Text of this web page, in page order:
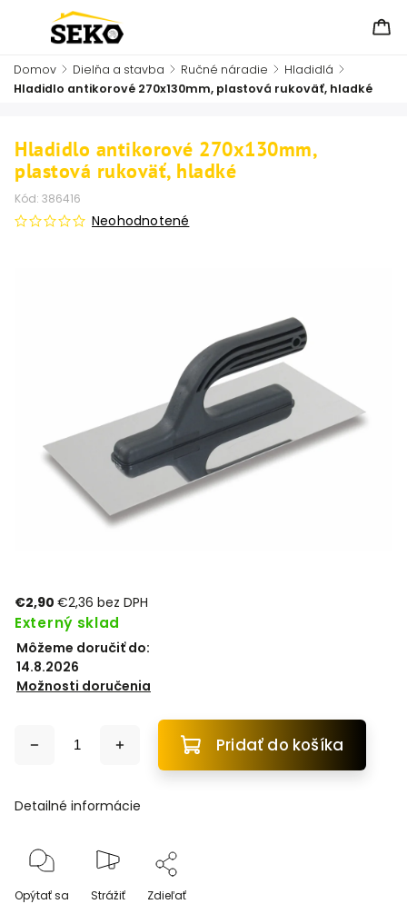
Domov / Dielňa a stavba / Ručné náradie / Hladidlá /
Hladidlo antikorové 270x130mm, plastová rukoväť, hladké
Hladidlo antikorové 270x130mm,
plastová rukoväť, hladké
Kód: 386416
Neohodnotené
€2,90 €2,36 bez DPH
Externý sklad
Môžeme doručiť do:
14.8.2026
Možnosti doručenia
Pridať do košíka
Detailné informácie
Opýtať sa Strážiť Zdieľať